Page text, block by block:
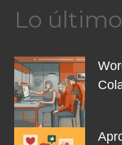
Lo